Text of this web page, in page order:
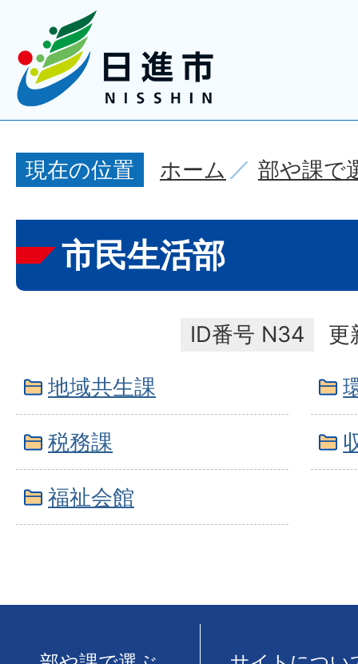
現在の位置 ホーム 部や課で
市民生活部
ID番号 N34
更
地域共生課
税務課
福祉会館